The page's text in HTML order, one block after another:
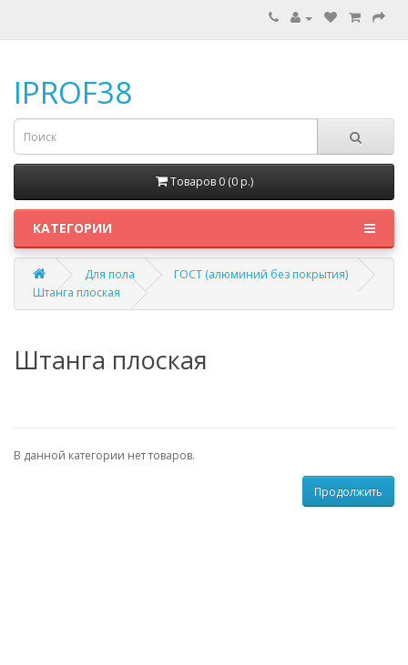
IPROF38
Товаров 0 (0 p.)
КАТЕГОРИИ
Для пола
ГОСТ (алюминий без покрытия)
Штанга плоская
Штанга плоская
В данной категории нет товаров.
Продолжить